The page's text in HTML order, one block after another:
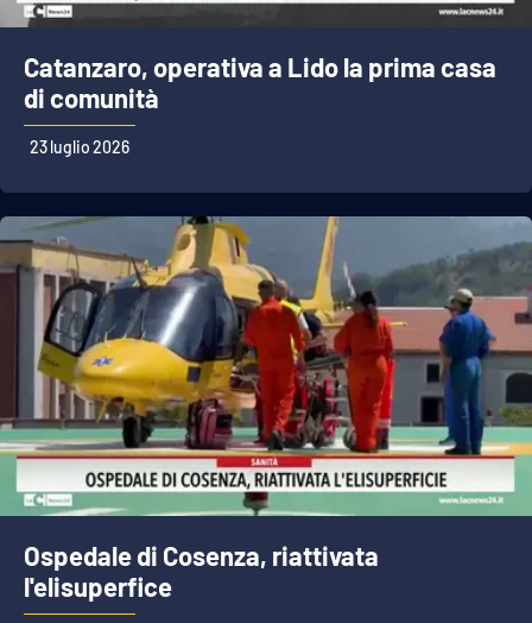
Catanzaro, operativa a Lido la prima casa
di comunità
23 luglio 2026
Ospedale di Cosenza, riattivata
l'elisuperfice